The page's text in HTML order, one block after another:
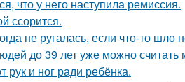
что у него наступила ремиссия.
ссорится.
не ругалась, если что-то шло
до 39 лет уже можно
рук и ног ради ребёнка.